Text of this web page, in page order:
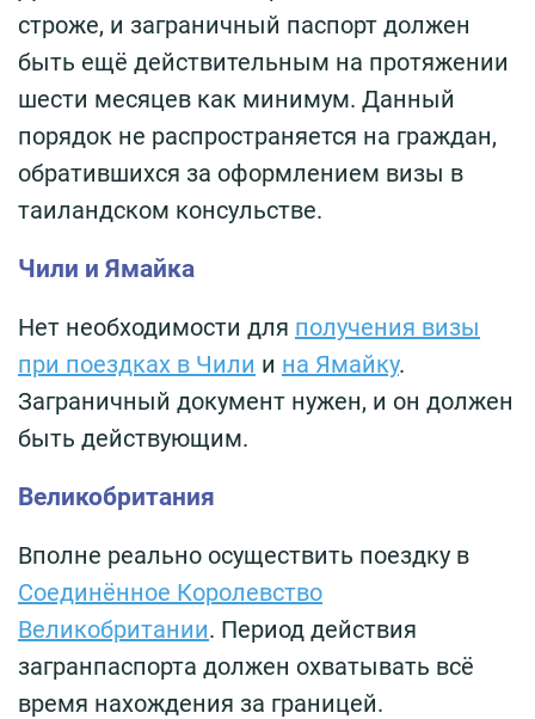
строже, и заграничный паспорт должен
быть ещё действительным на протяжении
шести месяцев как минимум. Данный
порядок не распространяется на граждан,
обратившихся за оформлением визы в
таиландском консульстве.
Чили и Ямайка
Нет необходимости для получения визы
при поездках в Чили и на Ямайку.
Заграничный документ нужен, и он должен
быть действующим.
Великобритания
Вполне реально осуществить поездку в
Соединённое Королевство
Великобритании. Период действия
загранпаспорта должен охватывать всё
время нахождения за границей.